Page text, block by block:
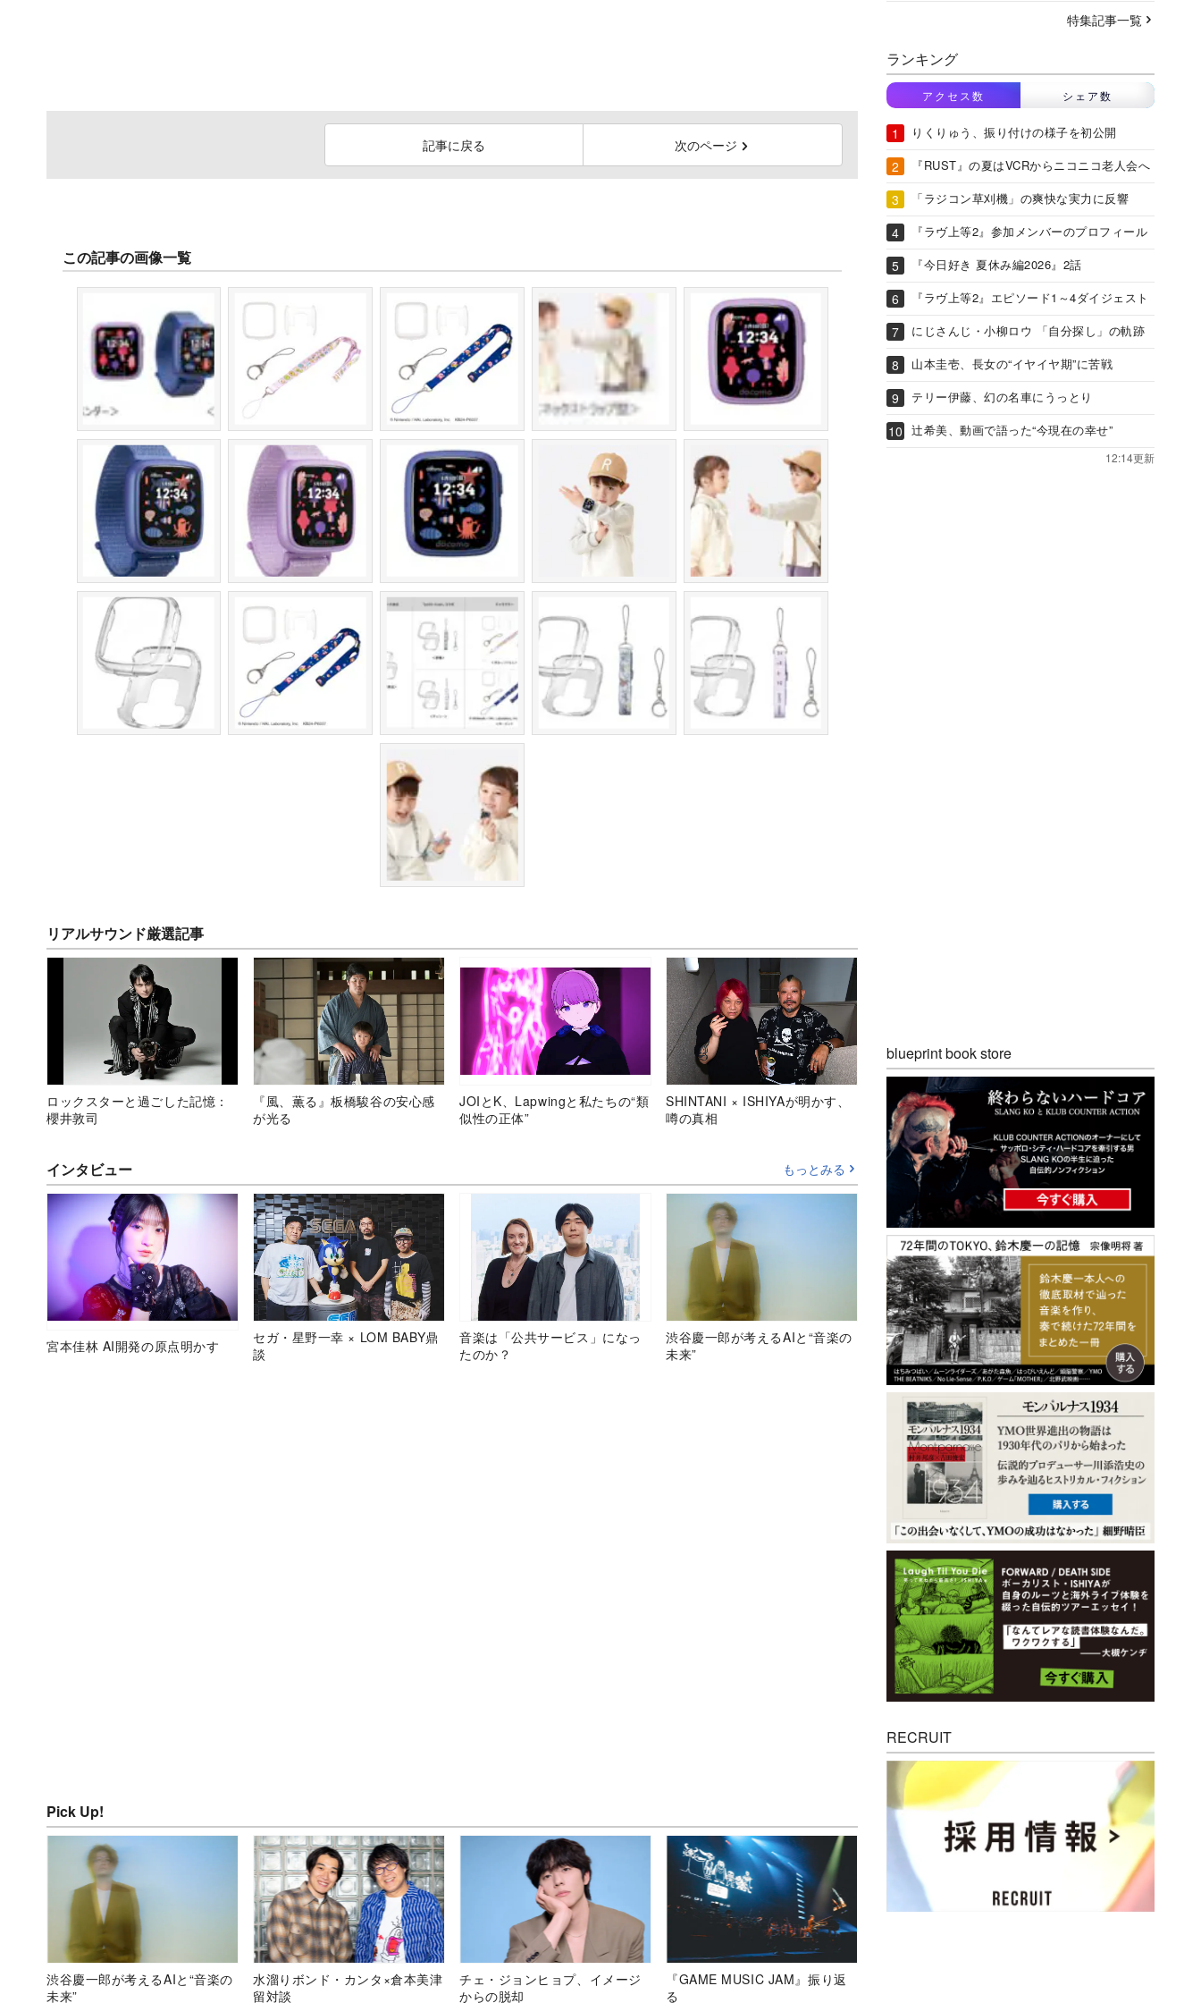
記事に戻る 次のページ
この記事の画像一覧
リアルサウンド厳選記事
ロックスターと過ごした記憶：
櫻井敦司
『風、薫る』板橋駿谷の安心感
が光る
JOIとK、Lapwingと私たちの“類
似性の正体”
SHINTANI × ISHIYAが明かす、
噂の真相
インタビュー もっとみる
宮本佳林 AI開発の原点明かす
セガ・星野一幸 × LOM BABY鼎
談
音楽は「公共サービス」になっ
たのか？
渋谷慶一郎が考えるAIと“音楽の
未来”
Pick Up!
渋谷慶一郎が考えるAIと“音楽の
未来”
水溜りボンド・カンタ×倉本美津
留対談
チェ・ジョンヒョプ、イメージ
からの脱却
『GAME MUSIC JAM』振り返
る
特集記事一覧
ランキング
アクセス数 シェア数
りくりゅう、振り付けの様子を初公開
『RUST』の夏はVCRからニコニコ老人会へ
「ラジコン草刈機」の爽快な実力に反響
『ラヴ上等2』参加メンバーのプロフィール
『今日好き 夏休み編2026』2話
『ラヴ上等2』エピソード1～4ダイジェスト
にじさんじ・小柳ロウ 「自分探し」の軌跡
山本圭壱、長女の“イヤイヤ期”に苦戦
テリー伊藤、幻の名車にうっとり
辻希美、動画で語った“今現在の幸せ”
12:14更新
blueprint book store
RECRUIT